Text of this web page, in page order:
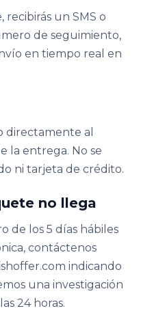
un SMS o
de seguimiento,
en tiempo real en
directamente al
la entrega. No se
ni tarjeta de crédito.
no llega
de los 5 días hábiles
contáctenos
indicando
una investigación
24 horas.